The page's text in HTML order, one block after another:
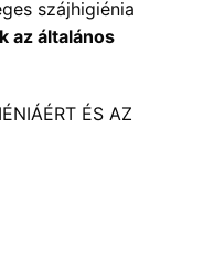
szájhigiénia
az általános
ÉS AZ